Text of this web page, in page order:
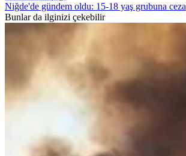
Niğde'de gündem oldu: 15-18 yaş grubuna ceza
Bunlar da ilginizi çekebilir